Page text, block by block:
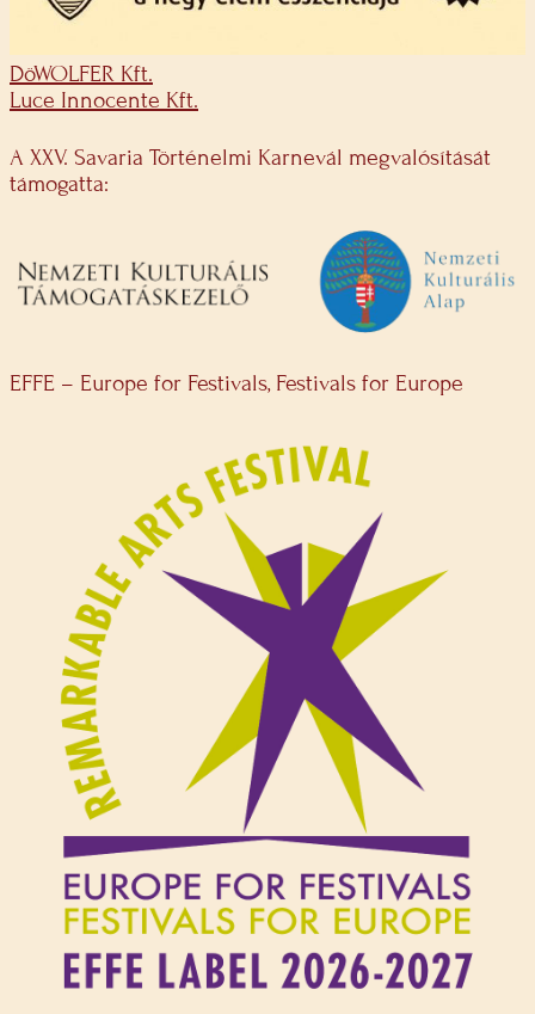
DöWOLFER Kft.
Luce Innocente Kft.
A XXV. Savaria Történelmi Karnevál megvalósítását
támogatta:
EFFE – Europe for Festivals, Festivals for Europe